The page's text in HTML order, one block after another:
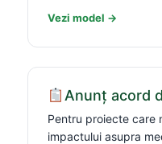
Vezi model →
Anunț acord
Pentru proiecte care
impactului asupra